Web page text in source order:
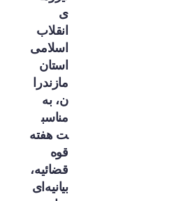
ی
انقلاب
اسلامی
استان
مازندرا
ن، به
مناسب
ت هفته
قوه
قضائیه،
بیانیه‌ای